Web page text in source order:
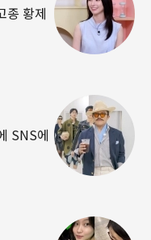
종 황제
SNS에